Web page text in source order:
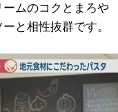
ムのコクとまろや
と相性抜群です。